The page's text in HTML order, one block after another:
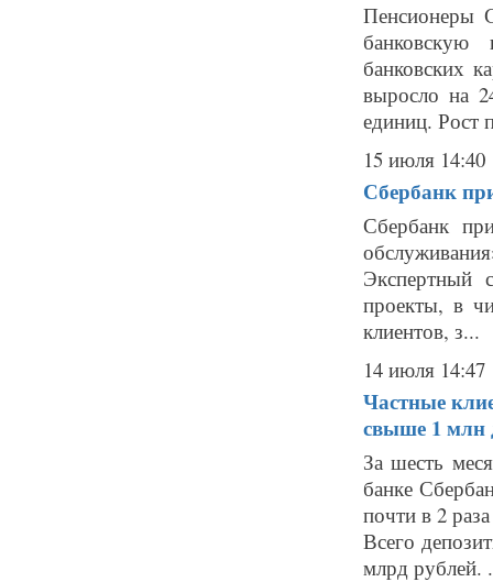
Пенсионеры
банковскую
банковских
выросло на
единиц. Рост
15 июля 14:40
Сбербанк
Сбербанк
Экспертный
проекты, в
клиентов, з...
14 июля 14:47
Частные
свыше 1 млн
За шесть
банке
почти в 2
Всего
млрд рублей.